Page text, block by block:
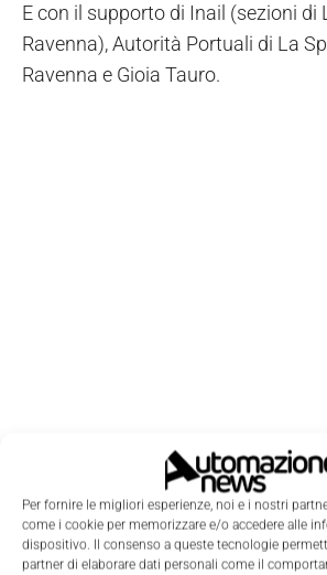
Per fornire le migliori esperienze, noi e i nostri
come i cookie per memorizzare e/o accedere alle
dispositivo. Il consenso a queste tecnologie
partner di elaborare dati personali come il
LEGGI LA RIVISTA ⇢
E con il supporto di Inail (sezioni di
Ravenna), Autorità Portuali di La
Ravenna e Gioia Tauro.